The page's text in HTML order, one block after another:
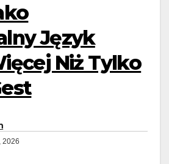
Język
Niż Tylko
2026